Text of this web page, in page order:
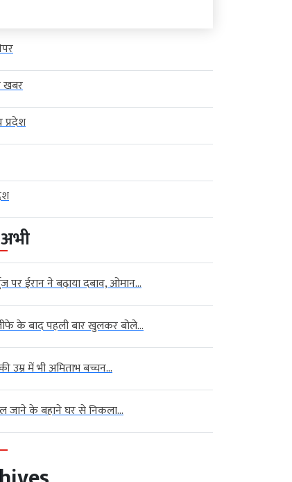
खबर
प्रदेश
पर ईरान ने बढ़ाया दबाव, ओमान...
के बाद पहली बार खुलकर बोले...
उम्र में भी अमिताभ बच्चन...
जाने के बहाने घर से निकला...